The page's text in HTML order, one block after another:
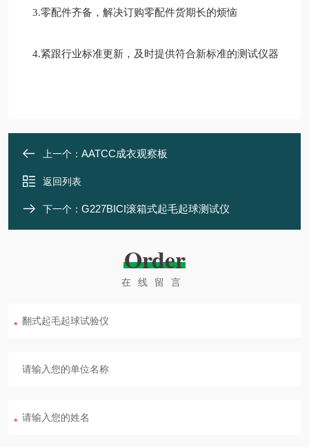
3.零配件齐备，解决订购零配件货期长的烦恼
4.紧跟行业标准更新，及时提供符合新标准的测试仪器
上一个： AATCC成衣观察板
返回列表
下一个： G227BICI滚箱式起毛起球测试仪
Order
在线留言